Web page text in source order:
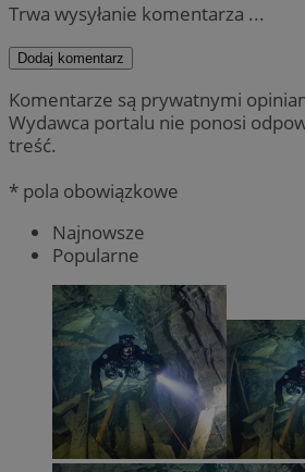
Trwa wysyłanie komentarza ...
Dodaj komentarz
Komentarze są prywatnymi
Wydawca portalu nie ponosi
treść.
* pola obowiązkowe
Najnowsze
Popularne